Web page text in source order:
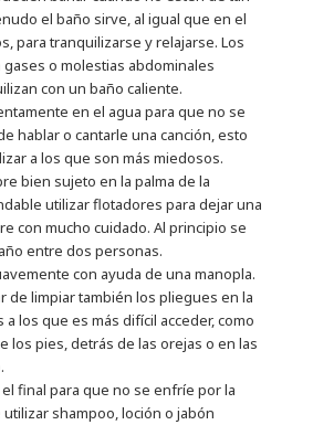
el baño sirve, al igual que en el
para tranquilizarse y relajarse. Los
o molestias abdominales
con un baño caliente.
en el agua para que no se
hablar o cantarle una canción, esto
a los que son más miedosos.
bien sujeto en la palma de la
utilizar flotadores para dejar una
con mucho cuidado. Al principio se
entre dos personas.
con ayuda de una manopla.
de limpiar también los pliegues en la
los que es más difícil acceder, como
los pies, detrás de las orejas o en las
final para que no se enfríe por la
shampoo, loción o jabón